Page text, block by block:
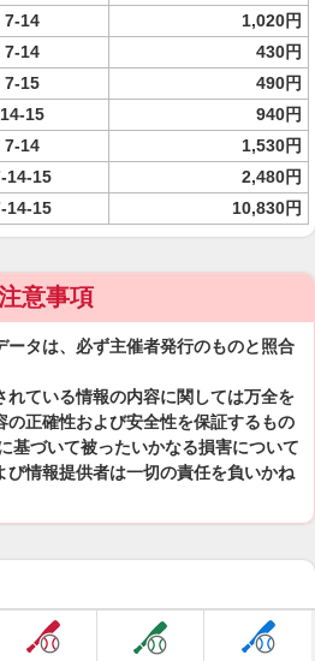
7-14 1,020円
7-14
430円
7-15
490円
14-15
940円
7-14
1,530円
14-15
2,480円
14-15 10,830円
意事項
ータは、必ず主催者発行のものと照合
れている情報の内容に関しては万全を
の正確性および安全性を保証するもの
基づいて被ったいかなる損害について
び情報提供者は一切の責任を負いかね